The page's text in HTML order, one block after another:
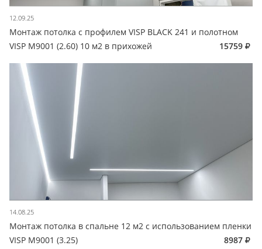
12.09.25
Монтаж потолка с профилем VISP BLACK 241 и полотном
VISP M9001 (2.60) 10 м2 в прихожей
15759
14.08.25
Монтаж потолка в спальне 12 м2 с использованием пленки
VISP M9001 (3.25)
8987